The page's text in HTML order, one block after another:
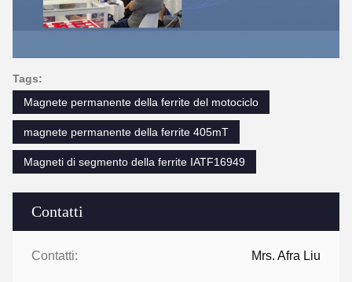
Contatti
Contatti: Mrs. Afra Liu
Tags:
Magnete permanente della ferrite del motociclo
magnete permanente della ferrite 405mT
Magneti di segmento della ferrite IATF16949